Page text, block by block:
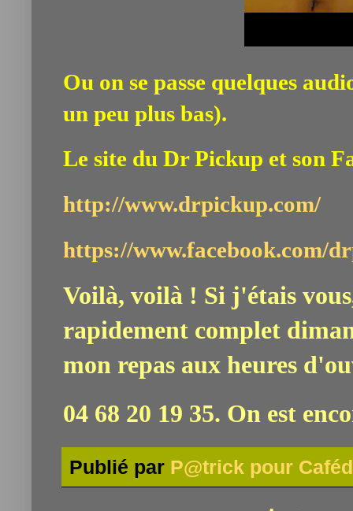
Ou on se passe quelques
un peu plus bas).
Le site du Dr Pickup et son
http://www.drpickup.com/
https://www.facebook.com/
Voilà, voilà ! Si j'étais
rapidement complet
mon repas aux heures
04 68 20 19 35. On est
Publié par P@trick pour